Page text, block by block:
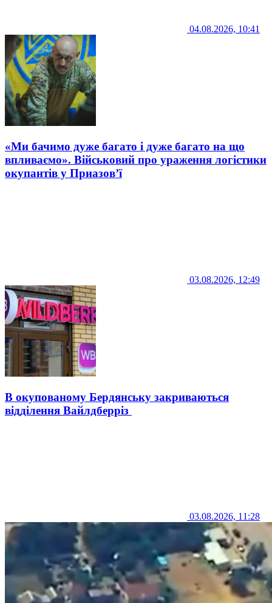
04.08.2026, 10:41
«Ми бачимо дуже багато і дуже багато на що
впливаємо». Військовий про ураження логістики
окупантів у Приазов’ї
03.08.2026, 12:49
В окупованому Бердянську закриваються
відділення Вайлдберріз
03.08.2026, 11:28